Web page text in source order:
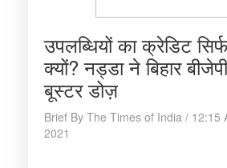
उपलब्धियों का क्रेडिट
क्यों? नड्डा ने बिहार
बूस्टर डोज़
Brief By The Times of India / 12:15
2021